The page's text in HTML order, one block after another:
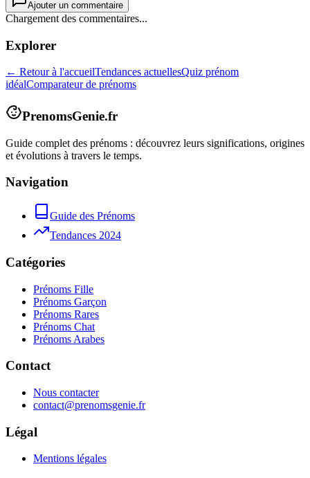
Ajouter un commentaire
Chargement des commentaires...
Explorer
← Retour à l'accueilTendances actuellesQuiz prénom
idéalComparateur de prénoms
PrenomsGenie.fr
Guide complet des prénoms : découvrez leurs significations, origines
et évolutions à travers le temps.
Navigation
Guide des Prénoms
Tendances 2024
Catégories
Prénoms Fille
Prénoms Garçon
Prénoms Rares
Prénoms Chat
Prénoms Arabes
Contact
Nous contacter
contact@prenomsgenie.fr
Légal
Mentions légales